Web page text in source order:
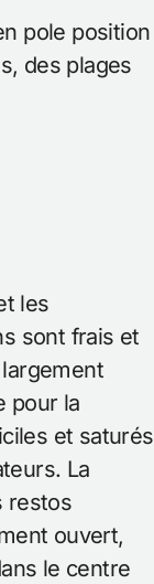
pole position
des plages
les
sont frais et
pour la
et saturés
La
restos
ouvert,
le centre